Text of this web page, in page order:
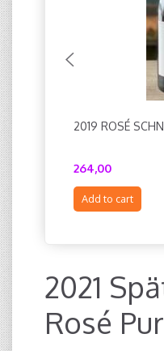
2019 ROSÉ
264,00
Add to cart
2021
Rosé